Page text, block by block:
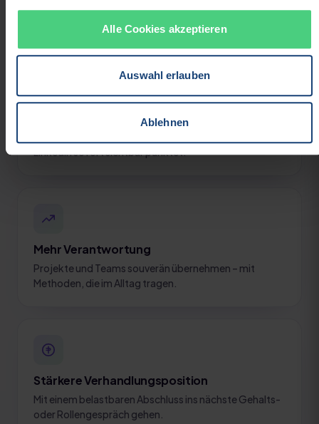
Alle Cookies akzeptieren
Auswahl erlauben
Ablehnen
Deine Perspektiven nach dem Abschluss
Anerkannter Nachweis
LinkedIn sofort sichtbar punktet.
Mehr Verantwortung
Projekte und Teams souverän übernehmen – mit
Methoden, die im Alltag tragen.
Stärkere Verhandlungsposition
Mit einem belastbaren Abschluss ins nächste Gehalts-
oder Rollengespräch gehen.